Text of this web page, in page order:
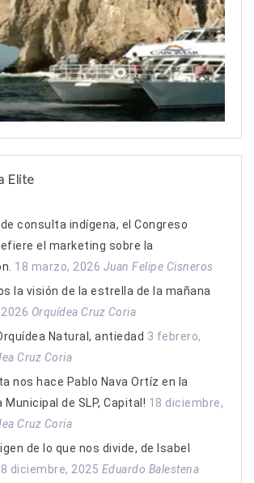
Elite
consulta indígena, el Congreso
el marketing sobre la
18 marzo, 2026 Juan Felipe Cisneros
la visión de la estrella de la mañana
Orquídea Cruz Coria
Natural, antiedad 3 febrero,
Cruz Coria
nos hace Pablo Nava Ortíz en la
Municipal de SLP, Capital! 18 diciembre,
Cruz Coria
de lo que nos divide, de Isabel
diciembre, 2025 Eduardo Balestena